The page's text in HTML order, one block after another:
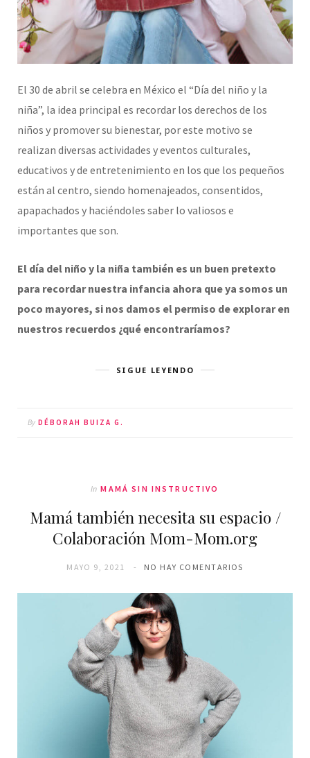
El 30 de abril se celebra en México el “Día del niño y la
niña”, la idea principal es recordar los derechos de los
niños y promover su bienestar, por este motivo se
realizan diversas actividades y eventos culturales,
educativos y de entretenimiento en los que los pequeños
están al centro, siendo homenajeados, consentidos,
apapachados y haciéndoles saber lo valiosos e
importantes que son.
El día del niño y la niña también es un buen pretexto
para recordar nuestra infancia ahora que ya somos un
poco mayores, si nos damos el permiso de explorar en
nuestros recuerdos ¿qué encontraríamos?
SIGUE LEYENDO
By DÉBORAH BUIZA G.
In MAMÁ SIN INSTRUCTIVO
Mamá también necesita su espacio /
Colaboración Mom-Mom.org
MAYO 9, 2021 NO HAY COMENTARIOS